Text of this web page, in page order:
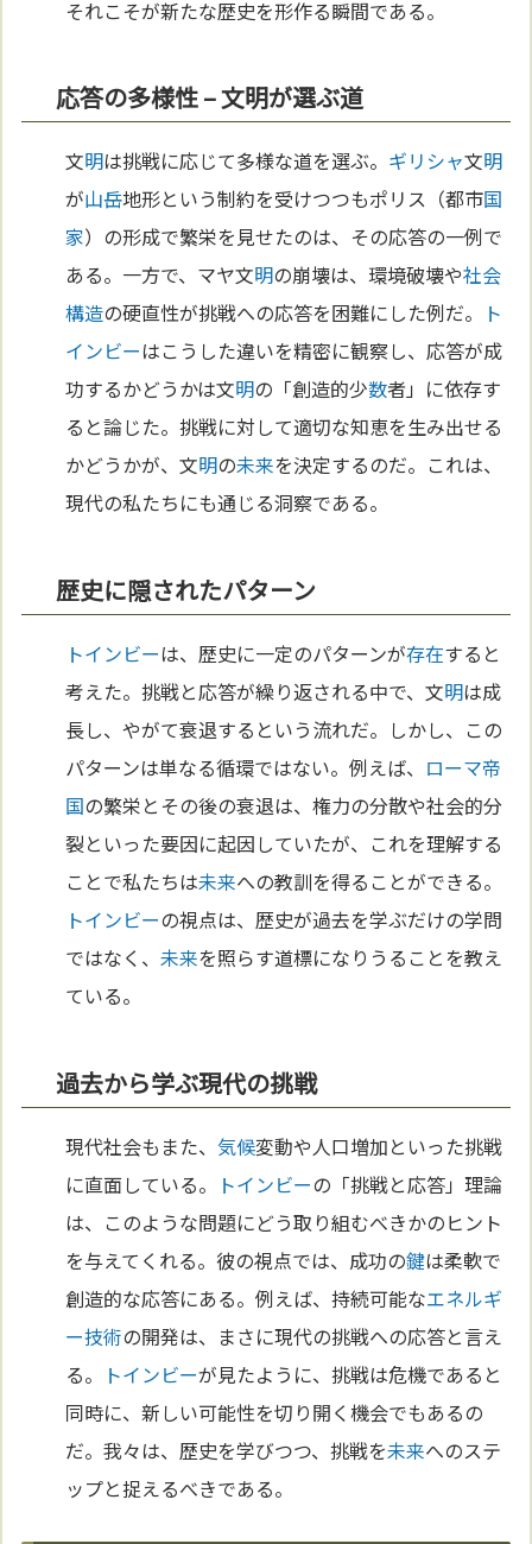
それこそが新たな歴史を形作る瞬間である。
応答の多様性 – 文明が選ぶ道
文明は挑戦に応じて多様な道を選ぶ。 ギリシャ文明
が山岳地形という制約を受けつつもポリス（都市国
家）の形成で繁栄を見せたのは、その応答の一例で
ある。一方で、マヤ文明の崩壊は、環境破壊や社会
構造の硬直性が挑戦への応答を困難にした例だ。
ト
インビーはこうした違いを精密に観察し、応答が成
功するかどうかは文明の「創造的少数者」に依存す
ると論じた。挑戦に対して適切な知恵を生み出せる
かどうかが、文明の未来を決定するのだ。これは、
現代の私たちにも通じる洞察である。
歴史に隠されたパターン
トインビーは、歴史に一定のパターンが存在すると
考えた。挑戦と応答が繰り返される中で、文明は成
長し、やがて衰退するという流れだ。しかし、この
パターンは単なる循環ではない。例えば、 ローマ帝
国の繁栄とその後の衰退は、権力の分散や社会的分
裂といった要因に起因していたが、これを理解する
ことで私たちは未来への教訓を得ることができる。
トインビーの視点は、歴史が過去を学ぶだけの学問
ではなく、未来を照らす道標になりうることを教え
ている。
過去から学ぶ現代の挑戦
現代社会もまた、気候変動や人口増加といった挑戦
に直面している。
トインビーの「挑戦と応答」理論
は、このような問題にどう取り組むべきかのヒント
を与えてくれる。彼の視点では、成功の鍵は柔軟で
創造的な応答にある。例えば、持続可能なエネルギ
ー技術の開発は、まさに現代の挑戦への応答と言え
る。
トインビーが見たように、挑戦は危機であると
同時に、新しい可能性を切り開く機会でもあるの
だ。我々は、歴史を学びつつ、挑戦を未来へのステ
ップと捉えるべきである。